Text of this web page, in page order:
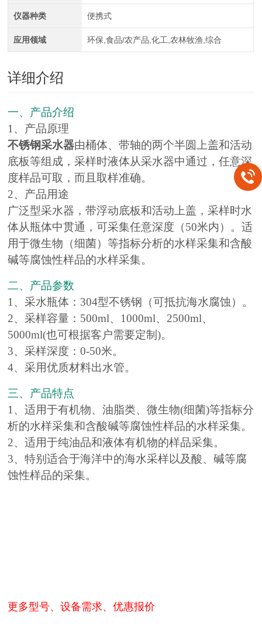
仪器种类 便携式
应用领域 环保,食品/农产品,化工,农林牧渔,综合
详细介绍
一、产品介绍
1、产品原理
不锈钢采水器由桶体、带轴的两个半圆上盖和活动
底板等组成，采样时液体从采水器中通过，任意深
度样品可取，而且取样准确。
2、产品用途
广泛型采水器，带浮动底板和活动上盖，采样时水
体从瓶体中贯通，可采集任意深度（50米内）。适
用于微生物（细菌）等指标分析的水样采集和含酸
碱等腐蚀性样品的水样采集。
二、产品参数
1、采水瓶体：304型不锈钢（可抵抗海水腐蚀）。
2、采样容量：500ml、1000ml、2500ml、
5000ml(也可根据客户需要定制)。
3、采样深度：0-50米。
4、采用优质材料出水管。
三、产品特点
1、适用于有机物、油脂类、微生物(细菌)等指标分
析的水样采集和含酸碱等腐蚀性样品的水样采集。
2、适用于纯油品和液体有机物的样品采集。
3、特别适合于海洋中的海水采样以及酸、碱等腐
蚀性样品的采集。
更多型号、设备需求、优惠报价